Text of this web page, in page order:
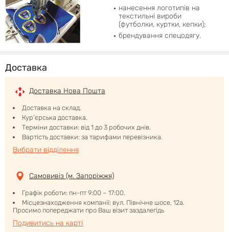
нанесення логотипів на
текстильні вироби
(футболки, куртки, кепки);
брендування спецодягу.
Доставка
Доставка Нова Пошта
Доставка на склад.
Кур'єрська доставка.
Терміни доставки: від 1 до 3 робочих днів.
Вартість доставки: за тарифами перевізника.
Вибрати відділення
Самовивіз (м. Запоріжжя)
Графік роботи: пн-пт 9:00 – 17:00.
Місцезнаходження компанії: вул. Північне шосе, 12а.
Просимо попереджати про Ваш візит заздалегідь
Подивитись на карті